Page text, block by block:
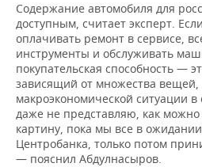
Содержание автомобиля для
доступным, считает эксперт.
оплачивать ремонт в сервисе,
инструменты и обслуживать
покупательская способность —
зависящий от множества
макроэкономической ситуации в
даже не представляю, как можно
картину, пока мы все в
Центробанка, только потом
— пояснил Абдулнасыров.